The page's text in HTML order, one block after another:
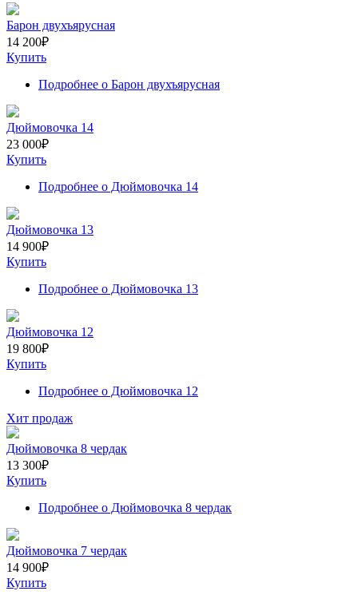
Барон двухъярусная
14 200₽
Купить
Подробнее о Барон двухъярусная
Дюймовочка 14
23 000₽
Купить
Подробнее о Дюймовочка 14
Дюймовочка 13
14 900₽
Купить
Подробнее о Дюймовочка 13
Дюймовочка 12
19 800₽
Купить
Подробнее о Дюймовочка 12
Хит продаж
Дюймовочка 8 чердак
13 300₽
Купить
Подробнее о Дюймовочка 8 чердак
Дюймовочка 7 чердак
14 900₽
Купить